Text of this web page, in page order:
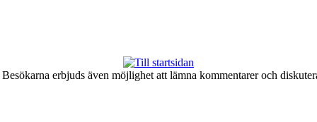
erbjuds även möjlighet att lämna kommentarer och